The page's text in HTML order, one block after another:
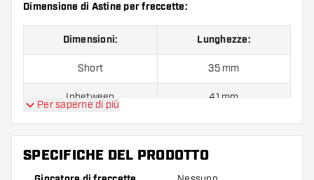
Dimensione di Astine per freccette:
Dimensioni: Lunghezze:
Short 35 mm
Inbetween 41 mm
Medium 48 mm
Confezione da 3 pezzi.
Per saperne di più
SPECIFICHE DEL PRODOTTO